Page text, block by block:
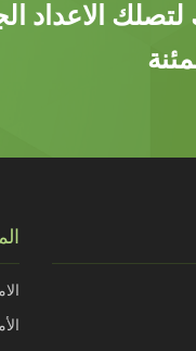
الاعداد